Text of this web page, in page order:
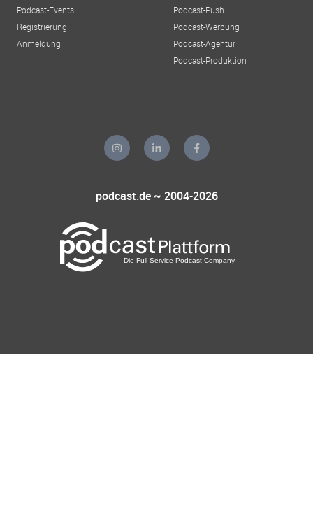
Podcast-Events
Registrierung
Anmeldung
Podcast-Push
Podcast-Werbung
Podcast-Agentur
Podcast-Produktion
podcast.de ~ 2004-2026